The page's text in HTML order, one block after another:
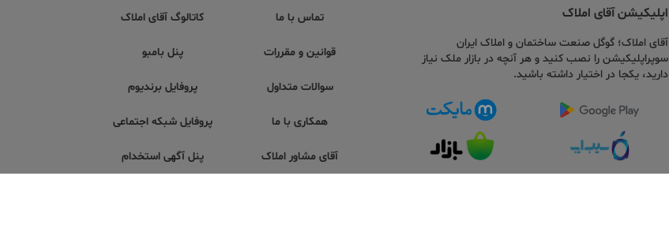
اپلیکیشن آقای املاک
آقای املاک؛ گوگل صنعت ساختمان و املاک ایران
سوپراپلیکیشن را نصب کنید و هر آنچه در بازار ملک نیاز
دارید، یکجا در اختیار داشته باشید.
تماس با ما
قوانین و مقررات
سوالات متداول
همکاری با ما
آقای مشاور املاک
کاتالوگ آقای املاک
پنل بامبو
پروفایل برندیوم
پروفایل شبکه اجتماعی
پنل آگهی استخدام